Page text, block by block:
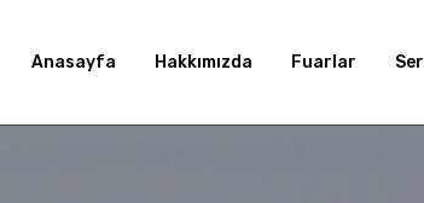
Anasayfa Hakkımızda Fuarlar